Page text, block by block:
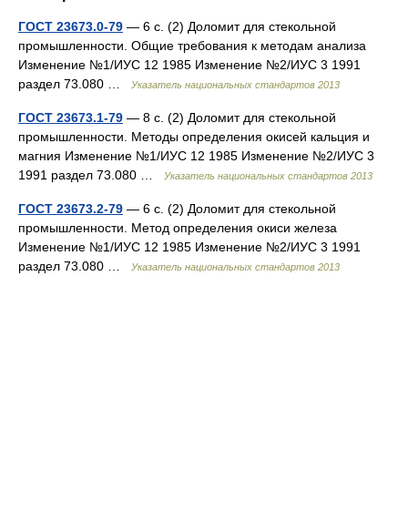
ГОСТ 23673.0-79 — 6 с. (2) Доломит для стекольной
промышленности. Общие требования к методам анализа
Изменение №1/ИУС 12 1985 Изменение №2/ИУС 3 1991
раздел 73.080 …
Указатель национальных стандартов 2013
ГОСТ 23673.1-79 — 8 с. (2) Доломит для стекольной
промышленности. Методы определения окисей кальция и
магния Изменение №1/ИУС 12 1985 Изменение №2/ИУС 3
1991 раздел 73.080 …
Указатель национальных стандартов 2013
ГОСТ 23673.2-79 — 6 с. (2) Доломит для стекольной
промышленности. Метод определения окиси железа
Изменение №1/ИУС 12 1985 Изменение №2/ИУС 3 1991
раздел 73.080 …
Указатель национальных стандартов 2013